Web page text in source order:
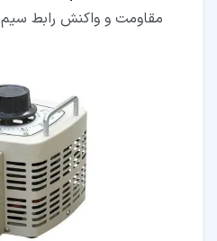
مقاومت و واکنش رابط